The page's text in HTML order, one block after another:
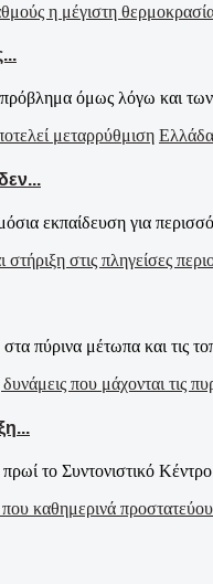
πρόβλημα όμως λόγω και
Ελλάδα
εκπαίδευση για
πύρινα μέτωπα και τις
το Συντονιστικό